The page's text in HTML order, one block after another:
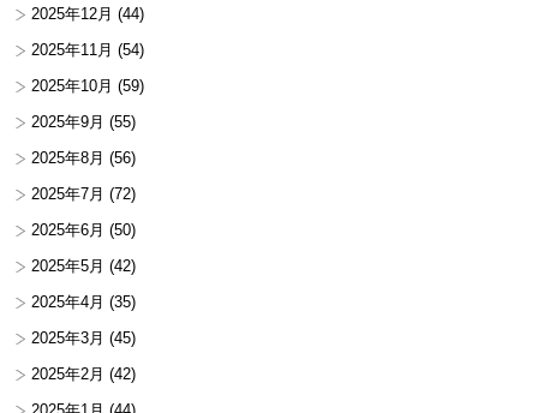
2025年12月 (44)
2025年11月 (54)
2025年10月 (59)
2025年9月 (55)
2025年8月 (56)
2025年7月 (72)
2025年6月 (50)
2025年5月 (42)
2025年4月 (35)
2025年3月 (45)
2025年2月 (42)